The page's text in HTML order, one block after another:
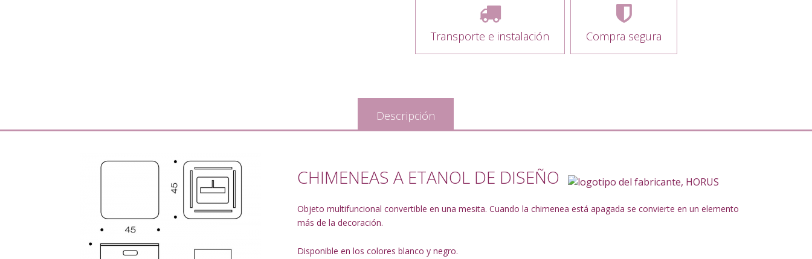
Transporte e instalación Compra segura
Descripción
CHIMENEAS A ETANOL DE DISEÑO
Objeto multifuncional convertible en una mesita. Cuando la chimenea está apagada se convierte en un elemento
más de la decoración.
Disponible en los colores blanco y negro.